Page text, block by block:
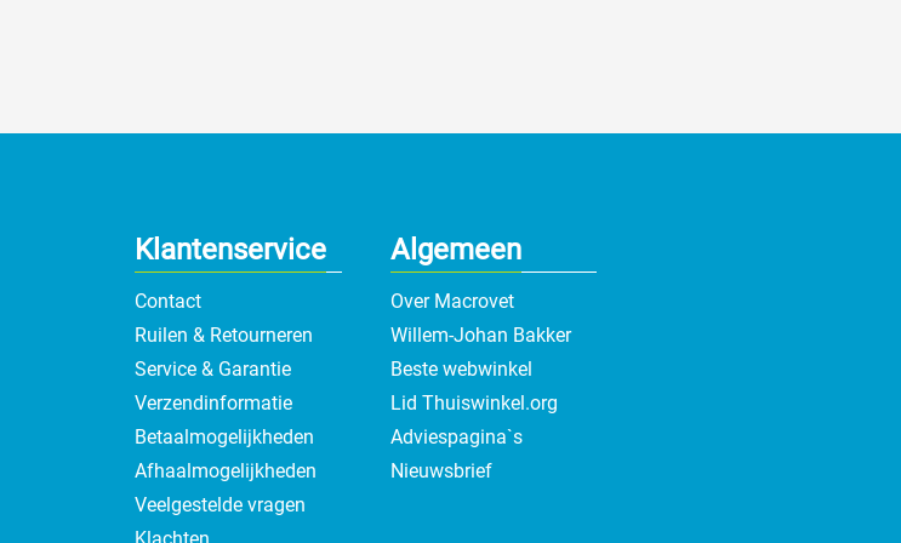
Klantenservice
Contact
Ruilen & Retourneren
Service & Garantie
Verzendinformatie
Betaalmogelijkheden
Afhaalmogelijkheden
Veelgestelde vragen
Algemeen
Over Macrovet
Willem-Johan Bakker
Beste webwinkel
Lid Thuiswinkel.org
Adviespagina`s
Nieuwsbrief